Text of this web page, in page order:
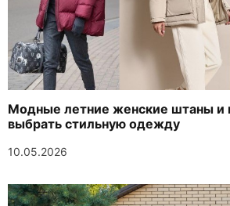
Модные летние женские штаны и
выбрать стильную одежду
10.05.2026